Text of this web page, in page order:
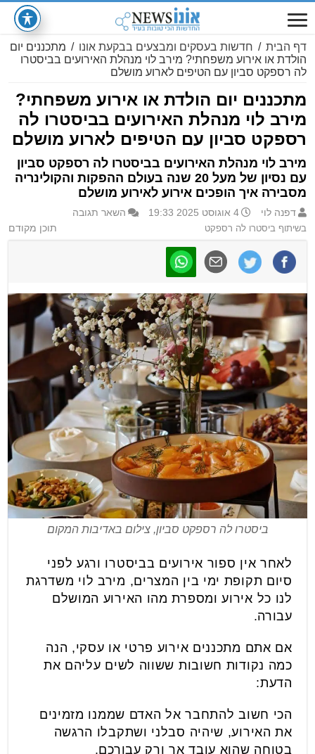
דף הבית / חדשות בעסקים ומבצעים בבקעת אונו / מתכננים יום
הולדת או אירוע משפחתי? מירב לוי מנהלת האירועים בביסטרו
לה רספקט סביון עם הטיפים לארוע מושלם
מתכננים יום הולדת או אירוע משפחתי?
מירב לוי מנהלת האירועים בביסטרו לה
רספקט סביון עם הטיפים לארוע מושלם
מירב לוי מנהלת האירועים בביסטרו לה רספקט סביון
עם נסיון של מעל 20 שנה בעולם ההפקות והקולינריה
מסבירה איך הופכים אירוע לאירוע מושלם
דפנה לוי 4 אוגוסט 2025 19:33
השאר תגובה
בשיתוף ביסטרו לה רספקט
תוכן מקודם
ביסטרו לה רספקט סביון, צילום באדיבות המקום
לאחר אין ספור אירועים בביסטרו ורגע לפני
סיום תקופת ימי בין המצרים, מירב לוי משדרגת
לנו כל אירוע ומספרת מהו האירוע המושלם
עבורה.
אם אתם מתכננים אירוע פרטי או עסקי, הנה
כמה נקודות חשובות ששווה לשים עליהם את
הדעת:
הכי חשוב להתחבר אל האדם שממנו מזמינים
את האירוע, שיהיה סבלני ושתקבלו הרגשה
בטוחה שהוא עובד אך ורק עבורכם.